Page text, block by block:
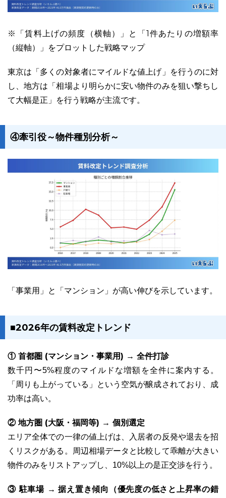
※「賃料上げの頻度（横軸）」と「1件あたりの増額率
（縦軸）」をプロットした戦略マップ
東京は「多くの対象者にマイルドな値上げ」を行うのに対
し、地方は「相場より明らかに安い物件のみを狙い撃ちし
て大幅是正」を行う戦略が主流です。
④牽引役～物件種別分析～
「事業用」と「マンション」が高い伸びを示しています。
■2026年の賃料改定トレンド
① 首都圏 (マンション・事業用) → 全件打診
数千円〜5%程度のマイルドな増額を全件に案内する。
「周りも上がっている」という空気が醸成されており、成
功率は高い。
② 地方圏 (大阪・福岡等) → 個別選定
エリア全体での一律の値上げは、入居者の反発や退去を招
くリスクがある。周辺相場データと比較して乖離が大きい
物件のみをリストアップし、10%以上の是正交渉を行う。
③ 駐車場 → 据え置き傾向（優先度の低さと上昇率の錯